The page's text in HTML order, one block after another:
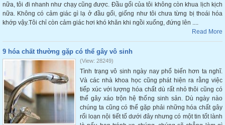
nữa, tôi đi nhanh như chạy cũng được. Đầu gối của tôi không còn khua lịch kịch
nữa. Không có cảm giác gì lạ ở đầu gối, giống như tôi chưa từng bị thoái hóa
khớp vậy.Tôi chỉ còn cảm giác hơi khó khăn khi ngồi xuống, đứng lên ....
Read More
9 hóa chất thường gặp có thể gây vô sinh
(View: 28249)
Tình trạng vô sinh ngày nay phổ biến hơn ta nghĩ.
Và các nhà khoa học cũng phát hiện ra rằng việc
tiếp xúc với lượng hóa chất dù rất nhỏ thôi cũng có
thể gây xáo trộn hệ thống sinh sản. Dù ngày nào
chúng ta cũng có thể gặp phải những hóa chất gây
rối loạn nội tiết tố dưới đây nhưng có một tin tốt lành